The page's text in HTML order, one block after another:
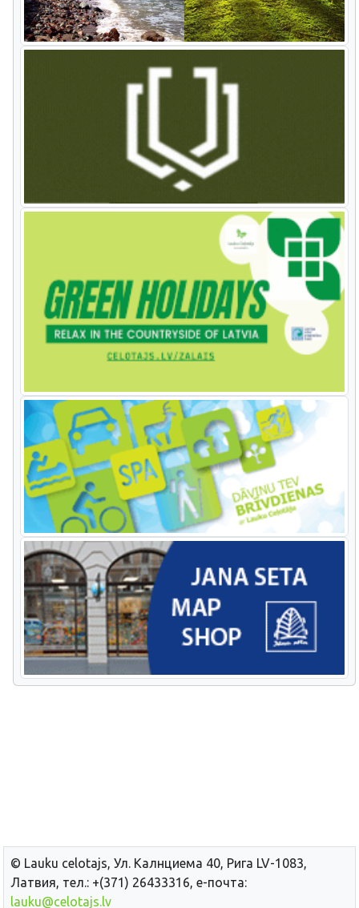
© Lauku сelotajs, Ул. Калнциема 40, Рига LV-1083,
Латвия, тел.: +(371) 26433316, е-почта:
lauku@celotajs.lv